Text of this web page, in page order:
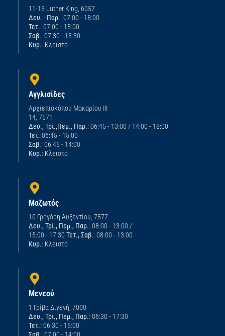
11-13 Luther King, 6057
Δευ. - Παρ.: 07:00 - 18:00
Τετ.: 07:00 - 15:00
Σαβ.: 07:30 - 13:30
Κυρ.: Κλειστό
Αγγλισίδες
Αρχιεπισκόπου Μακαρίου ΙΙΙ
14, 7571
Δευ., Τρί.,Πεμ., Παρ.: 06:45 - 13:00 / 14:00 - 18:00
Τετ.:06:45 - 15:00
Σαβ.: 06:45 - 14:00
Κυρ.: Κλειστό
Μαζωτός
10 Γρηγόρη Αυξεντίου, 7577
Δευ., Τρί., Πεμ., Παρ.: 08:00 - 13:00 /
15:00 - 17:30 Τετ., Σαβ.: 08:00 - 13:00
Κυρ.: Κλειστό
Μενεού
1 Γρίβα Διγενή, 7000
Δευ., Τρι., Πεμ., Παρ.: 06:30 - 17:30
Τετ.:06:30 - 15:00